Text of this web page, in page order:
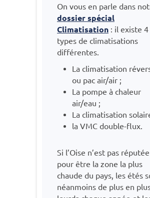
On vous en parle dans
dossier spécial
Climatisation : il existe 4
types de climatisations
différentes.
La climatisation
ou pac air/air ;
La pompe à chaleur
air/eau ;
La climatisation
la VMC double-flux.
Si l’Oise n’est pas réputée
pour être la zone la plus
chaude du pays, les étés
néanmoins de plus en